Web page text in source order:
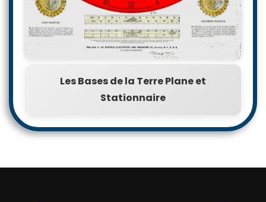
Les Bases de la Terre Plane et
Stationnaire